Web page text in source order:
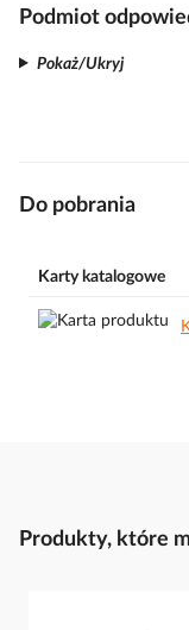
Podmiot
Pokaż/Ukryj
Do pobrania
Karty katalogowe
Produkty, które